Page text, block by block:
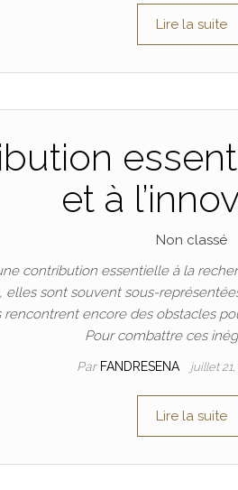
Lire la suite
et à
Non classé
contribution essentielle à la
elles sont souvent sous-
encore des obstacles
Pour combattre ces
Par FANDRESENA juillet
Lire la suite